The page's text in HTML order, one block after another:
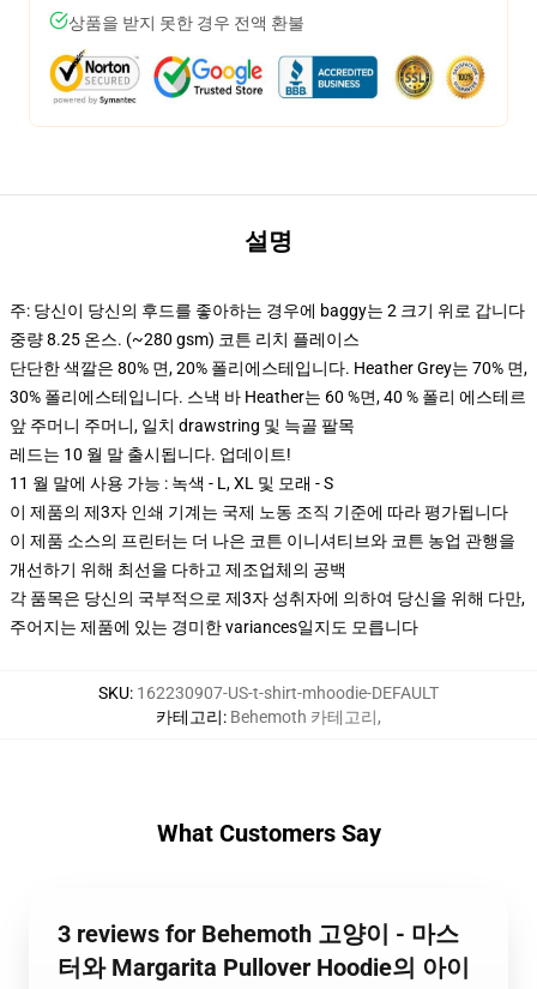
상품을 받지 못한 경우 전액 환불
설명
주: 당신이 당신의 후드를 좋아하는 경우에 baggy는 2 크기 위로 갑니다
중량 8.25 온스. (~280 gsm) 코튼 리치 플레이스
단단한 색깔은 80% 면, 20% 폴리에스테입니다. Heather Grey는 70% 면,
30% 폴리에스테입니다. 스낵 바 Heather는 60 %면, 40 % 폴리 에스테르
앞 주머니 주머니, 일치 drawstring 및 늑골 팔목
레드는 10 월 말 출시됩니다. 업데이트!
11 월 말에 사용 가능 : 녹색 - L, XL 및 모래 - S
이 제품의 제3자 인쇄 기계는 국제 노동 조직 기준에 따라 평가됩니다
이 제품 소스의 프린터는 더 나은 코튼 이니셔티브와 코튼 농업 관행을
개선하기 위해 최선을 다하고 제조업체의 공백
각 품목은 당신의 국부적으로 제3자 성취자에 의하여 당신을 위해 다만,
주어지는 제품에 있는 경미한 variances일지도 모릅니다
SKU: 162230907-US-t-shirt-mhoodie-DEFAULT
카테고리: Behemoth 카테고리,
What Customers Say
3 reviews for Behemoth 고양이 - 마스
터와 Margarita Pullover Hoodie의 아이